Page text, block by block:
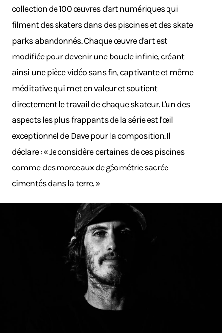
collection de 100 œuvres d'art numériques qui
filment des skaters dans des piscines et des skate
parks abandonnés. Chaque œuvre d'art est
modifiée pour devenir une boucle infinie, créant
ainsi une pièce vidéo sans fin, captivante et même
méditative qui met en valeur et soutient
directement le travail de chaque skateur. L'un des
aspects les plus frappants de la série est l'œil
exceptionnel de Dave pour la composition. Il
déclare : « Je considère certaines de ces piscines
comme des morceaux de géométrie sacrée
cimentés dans la terre. »